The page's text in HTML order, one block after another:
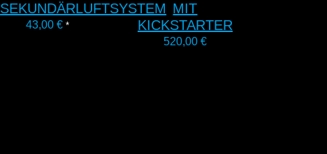
SEKUNDÄRLUFTSYSTEM
43,00€ *
MIT
KICKSTARTER
520,00 €